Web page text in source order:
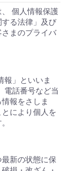
個人情報保護
る法律」及び
まのプライバ
報」といいま
電話番号など当
報をさしま
により個人を
新の状態に保